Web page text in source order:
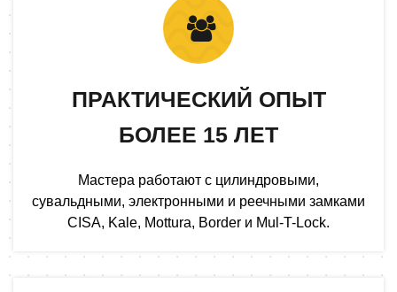
ПРАКТИЧЕСКИЙ ОПЫТ
БОЛЕЕ 15 ЛЕТ
Мастера работают с цилиндровыми,
сувальдными, электронными и реечными замками
CISA, Kale, Mottura, Border и Mul-T-Lock.